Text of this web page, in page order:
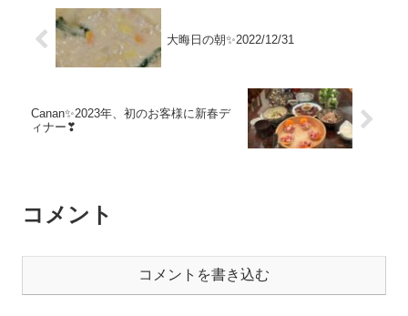
大晦日の朝✨2022/12/31
Canan✨2023年、初のお客様に新春デ
ィナー❣
コメント
コメントを書き込む